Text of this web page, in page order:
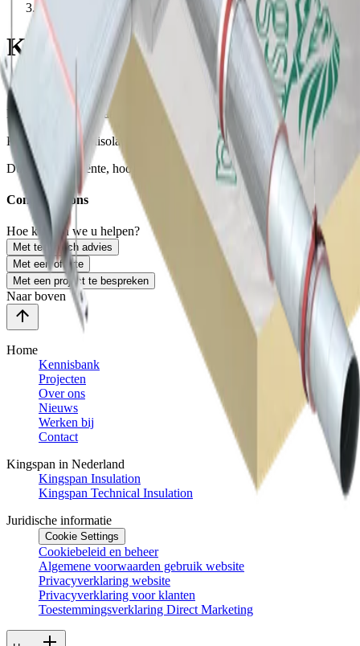
Kanaalisolatie
Kanaalisolatie
Therma kanaalisolatie
Hoogwaardige kanaalisolatie
Kooltherm kanaalisolatie
Dunne en efficiënte, hoogwaardige kanaalisolatie
Contacteer ons
Hoe kunnen we u helpen?
Met technisch advies
Met een offerte
Met een project te bespreken
Naar boven
Home
Kennisbank
Projecten
Over ons
Nieuws
Werken bij
Contact
Kingspan in Nederland
Kingspan Insulation
Kingspan Technical Insulation
Juridische informatie
Cookie Settings
Cookiebeleid en beheer
Algemene voorwaarden gebruik website
Privacyverklaring website
Privacyverklaring voor klanten
Toestemmingsverklaring Direct Marketing